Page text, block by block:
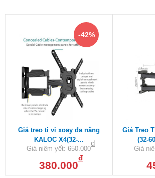
-42%
Giá treo ti vi xoay đa năng
KALOC X4(32-...
Giá niêm yết: 650.000
đ
380.000
đ
Giá Treo
(32-
Giá